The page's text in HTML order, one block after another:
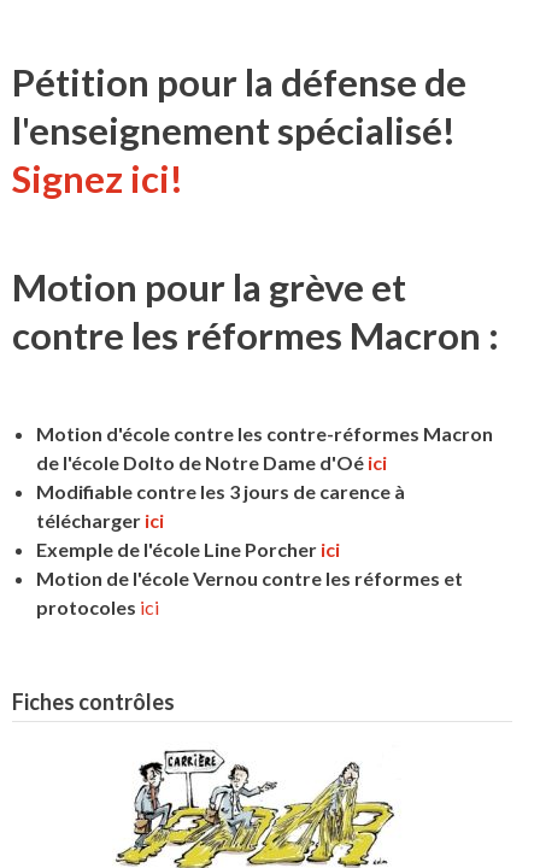
Pétition pour la défense de
l'enseignement spécialisé!
Signez ici!
Motion pour la grève et
contre les réformes Macron :
Motion d'école contre les contre-réformes Macron
de l'école Dolto de Notre Dame d'Oé ici
Modifiable contre les 3 jours de carence à
télécharger ici
Exemple de l'école Line Porcher ici
Motion de l'école Vernou contre les réformes et
protocoles ici
Fiches contrôles